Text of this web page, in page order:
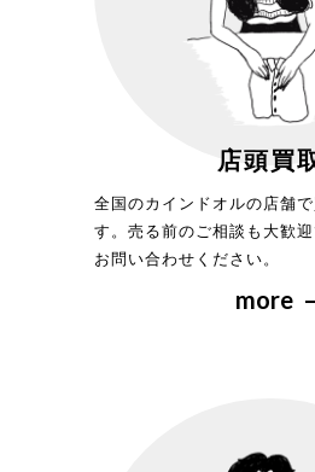
店頭買
全国のカインドオルの店舗
す。売る前のご相談も大歓
お問い合わせください。
more